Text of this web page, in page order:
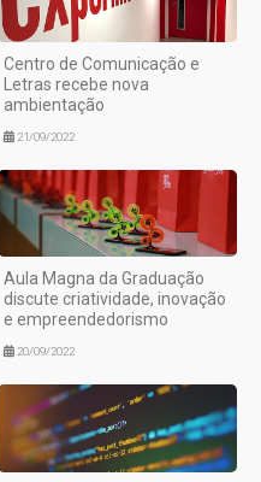
Centro de Comunicação e
Letras recebe nova
ambientação
21/09/2022
Aula Magna da Graduação
discute criatividade, inovação
e empreendedorismo
20/09/2022